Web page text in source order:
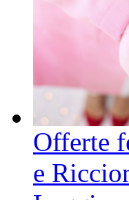
Offerte
e